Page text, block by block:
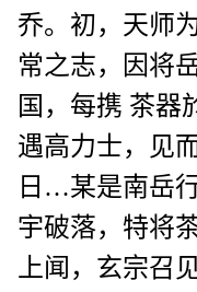
乔。初，天师
常之志，因将
国，每携 茶器
遇高力士，见
日…某是南岳
宇破落，特将
上闻，玄宗召